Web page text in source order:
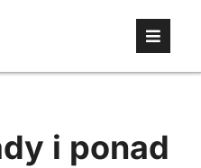
i ponad